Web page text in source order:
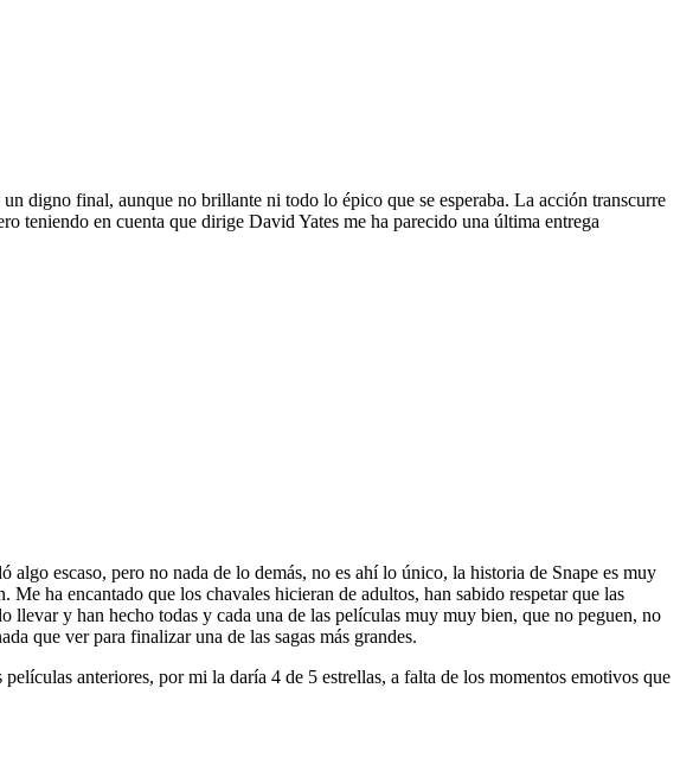
digno final, aunque no brillante ni todo lo épico que se esperaba. La acción transcurre
teniendo en cuenta que dirige David Yates me ha parecido una última entrega
escaso, pero no nada de lo demás, no es ahí lo único, la historia de Snape es muy
ha encantado que los chavales hicieran de adultos, han sabido respetar que las
llevar y han hecho todas y cada una de las películas muy muy bien, que no peguen, no
que ver para finalizar una de las sagas más grandes.
anteriores, por mi la daría 4 de 5 estrellas, a falta de los momentos emotivos que